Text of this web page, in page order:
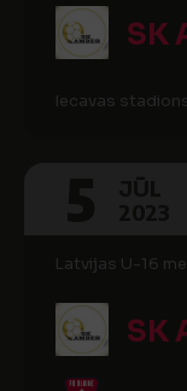
SK
Iecavas
Latvijas U-16
SK